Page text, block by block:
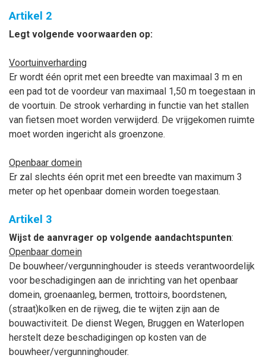
Artikel 2
Legt volgende voorwaarden op:
Voortuinverharding
Er wordt één oprit met een breedte van maximaal 3 m en
een pad tot de voordeur van maximaal 1,50 m toegestaan in
de voortuin. De strook verharding in functie van het stallen
van fietsen moet worden verwijderd. De vrijgekomen ruimte
moet worden ingericht als groenzone.
Openbaar domein
Er zal slechts één oprit met een breedte van maximum 3
meter op het openbaar domein worden toegestaan.
Artikel 3
Wijst de aanvrager op volgende aandachtspunten:
Openbaar domein
De bouwheer/vergunninghouder is steeds verantwoordelijk
voor beschadigingen aan de inrichting van het openbaar
domein, groenaanleg, bermen, trottoirs, boordstenen,
(straat)kolken en de rijweg, die te wijten zijn aan de
bouwactiviteit. De dienst Wegen, Bruggen en Waterlopen
herstelt deze beschadigingen op kosten van de
bouwheer/vergunninghouder.